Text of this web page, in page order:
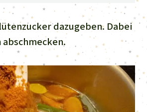
dazugeben. Dabei